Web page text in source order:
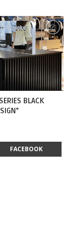
BLACK
FACEBOOK